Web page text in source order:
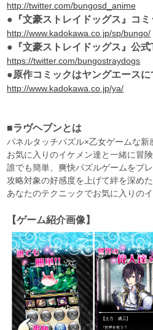
http://twitter.com/bungosd_anime
●『文豪ストレイドッグス』コミ
http://www.kadokawa.co.jp/sp/bungo/
●『文豪ストレイドッグス』公
https://twitter.com/bungostraydogs
●原作コミックはヤングエース
http://www.kadokawa.co.jp/ya/
■ラヴヘブンとは
パネルタッチパズル×乙女ゲームな新
お気に入りのイケメン達と一緒に冒
誰でも簡単、爽快パズルゲームをプ
攻略対象の好感度を上げて絆を深め
あなたのテクニックでお気に入りの
【ゲーム紹介画像】